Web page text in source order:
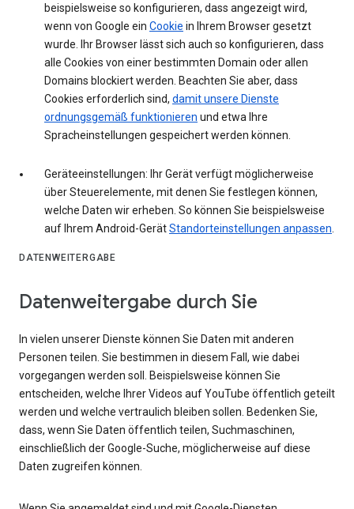
beispielsweise so konfigurieren, dass angezeigt wird,
wenn von Google ein Cookie in Ihrem Browser gesetzt
wurde. Ihr Browser lässt sich auch so konfigurieren, dass
alle Cookies von einer bestimmten Domain oder allen
Domains blockiert werden. Beachten Sie aber, dass
Cookies erforderlich sind, damit unsere Dienste
ordnungsgemäß funktionieren und etwa Ihre
Spracheinstellungen gespeichert werden können.
Geräteeinstellungen: Ihr Gerät verfügt möglicherweise
über Steuerelemente, mit denen Sie festlegen können,
welche Daten wir erheben. So können Sie beispielsweise
auf Ihrem Android-GerätStandorteinstellungen anpassen
DATENWEITERGABE
Datenweitergabe durch Sie
In vielen unserer Dienste können Sie Daten mit anderen
Personen teilen. Sie bestimmen in diesem Fall, wie dabei
vorgegangen werden soll. Beispielsweise können Sie
entscheiden, welche Ihrer Videos auf YouTube öffentlich geteilt
werden und welche vertraulich bleiben sollen. Bedenken Sie,
dass, wenn Sie Daten öffentlich teilen, Suchmaschinen,
einschließlich der Google-Suche, möglicherweise auf diese
Daten zugreifen können.